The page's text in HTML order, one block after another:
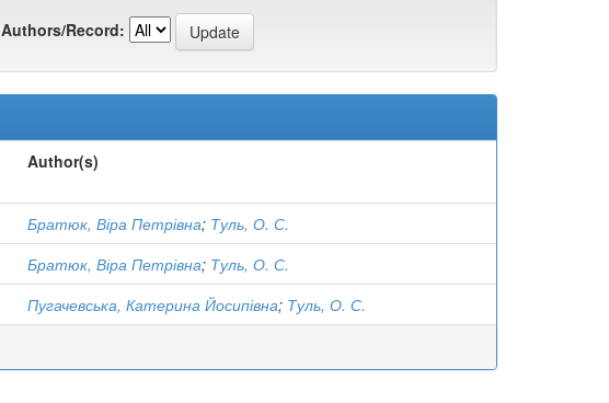
Authors/Record:
Author(s)
Братюк, Віра Петрівна; Туль, О. С.
Братюк, Віра Петрівна; Туль, О. С.
Пугачевська, Катерина Йосипівна; Туль, О. С.